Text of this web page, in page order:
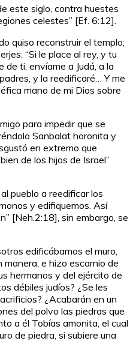
este siglo, contra huestes
celestes” [Ef. 6:12].
quiso reconstruir el templo;
“Si le place al rey, y tu
ti, envíame a Judá, a la
y la reedificaré… Y me
mano de mi Dios sobre
para impedir que se
Sanbalat horonita y
en extremo que
de los hijos de Israel”
pueblo a reedificar los
y edifiquemos. Así
[Neh.2:18], sin embargo, se
edificábamos el muro,
e hizo escarnio de
hermanos y del ejército de
débiles judíos? ¿Se les
¿Acabarán en un
del polvo las piedras que
a él Tobías amonita, el cual
de piedra, si subiere una